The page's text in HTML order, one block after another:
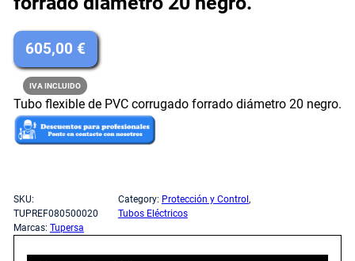
605,00 €
IVA INCLUIDO
Tubo flexible de PVC corrugado forrado diámetro 20 negro.
SKU:
TUPREF080500020
Category: Protección y Control ,
Tubos Eléctricos
Marcas: Tupersa